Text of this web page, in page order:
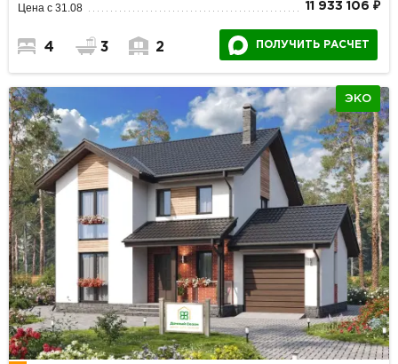
Цена с 31.08 11 933 106 ₽
4 3 2 ПОЛУЧИТЬ РАСЧЕТ
ЭКО